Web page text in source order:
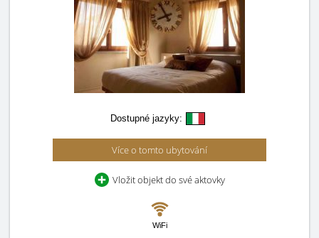
Dostupné jazyky:
Více o tomto ubytování
Vložit objekt do své aktovky
WiFi